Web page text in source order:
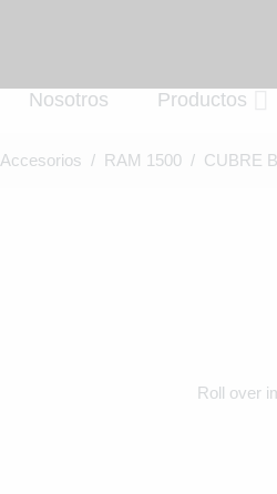
Nosotros Productos
Accesorios / RAM 1500 / CUBRE
Roll over